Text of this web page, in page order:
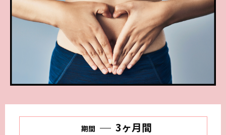
Franchise フランチャイズ加盟店募集
プライバシーポリシー
期間 3ヶ月間